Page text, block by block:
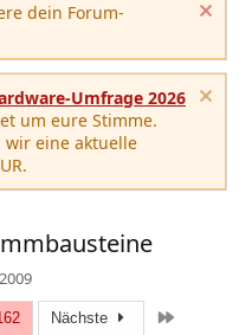
dein Forum-
Umfrage 2026
um eure Stimme.
wir eine aktuelle
Nächste